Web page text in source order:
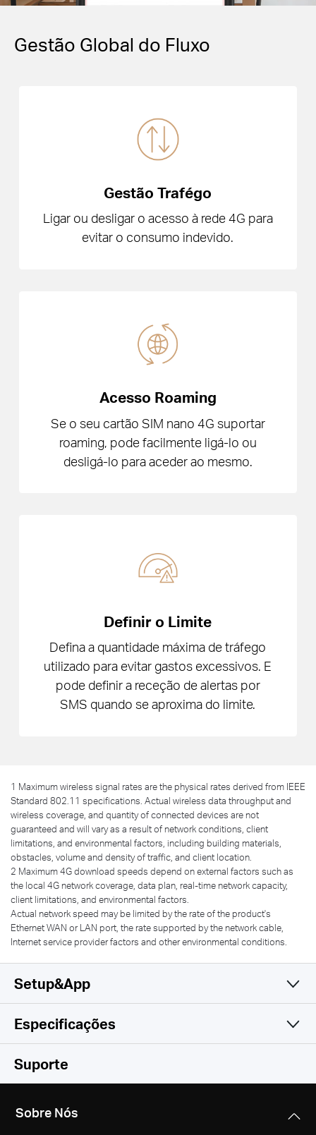
Gestão Global do Fluxo
Gestão Trafégo
Ligar ou desligar o acesso à rede 4G para
evitar o consumo indevido.
Acesso Roaming
Se o seu cartão SIM nano 4G suportar
roaming, pode facilmente ligá-lo ou
desligá-lo para aceder ao mesmo.
Definir o Limite
Defina a quantidade máxima de tráfego
utilizado para evitar gastos excessivos. E
pode definir a receção de alertas por
SMS quando se aproxima do limite.
1 Maximum wireless signal rates are the physical rates derived from IEEE
Standard 802.11 specifications. Actual wireless data throughput and
wireless coverage, and quantity of connected devices are not
guaranteed and will vary as a result of network conditions, client
limitations, and environmental factors, including building materials,
obstacles, volume and density of traffic, and client location.
2 Maximum 4G download speeds depend on external factors such as
the local 4G network coverage, data plan, real-time network capacity,
client limitations, and environmental factors.
Actual network speed may be limited by the rate of the product's
Ethernet WAN or LAN port, the rate supported by the network cable,
Internet service provider factors and other environmental conditions.
Setup&App
Simples e Funcional
Especificações
Wireless
IEEE 802.11b/g/n
Suporte
Sobre Nós